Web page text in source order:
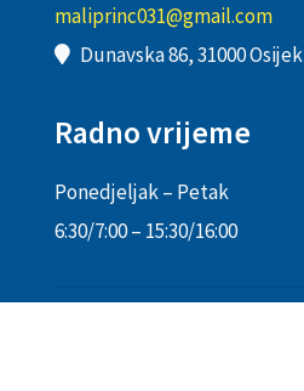
maliprinc031@gmail.com
Dunavska 86, 31000 Osijek
Radno vrijeme
Ponedjeljak – Petak
6:30/7:00 – 15:30/16:00